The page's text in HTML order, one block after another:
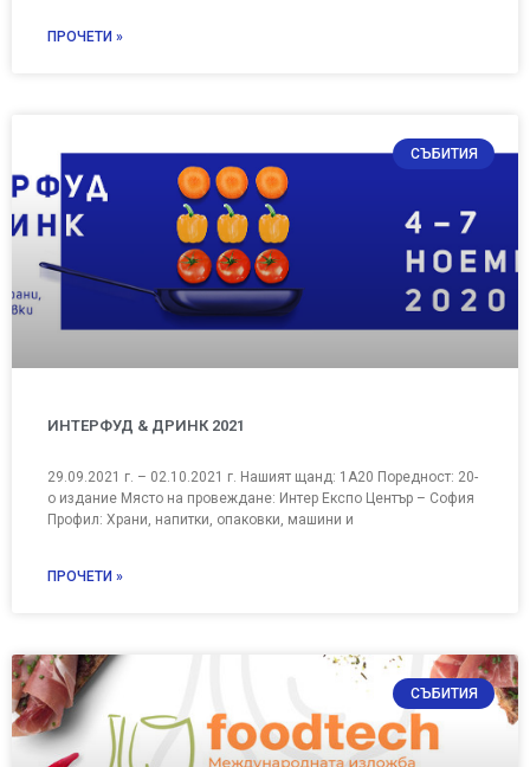
ПРОЧЕТИ »
СЪБИТИЯ
ИНТЕРФУД & ДРИНК 2021
29.09.2021 г. – 02.10.2021 г. Нашият щанд: 1А20 Поредност: 20-
о издание Място на провеждане: Интер Експо Център – София
Профил: Храни, напитки, опаковки, машини и
ПРОЧЕТИ »
СЪБИТИЯ